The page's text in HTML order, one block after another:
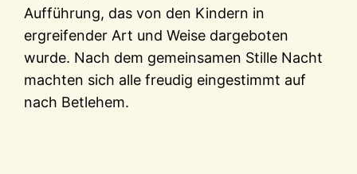
Aufführung, das von den Kindern in
ergreifender Art und Weise dargeboten
wurde. Nach dem gemeinsamen Stille Nacht
machten sich alle freudig eingestimmt auf
nach Betlehem.